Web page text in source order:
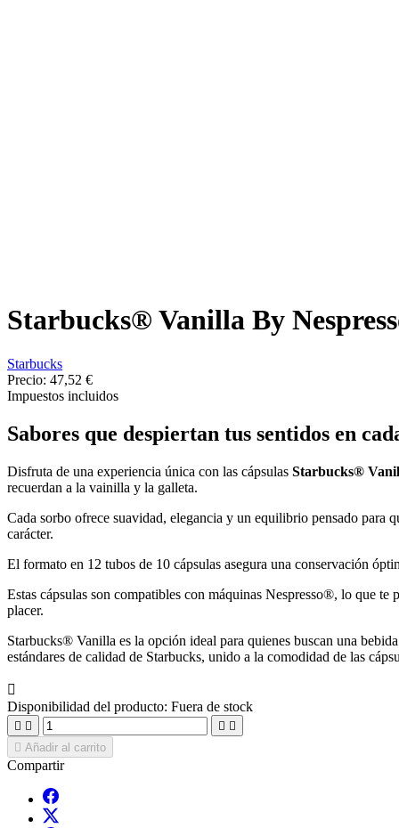
Starbucks® Vanilla By
Starbucks
Precio: 47,52 €
Impuestos incluidos
Sabores que despiertan tus sentidos en
Disfruta de una experiencia única con las cápsulas Starbucks®
recuerdan a la vainilla y la galleta.
Cada sorbo ofrece suavidad, elegancia y un equilibrio pensado para
carácter.
El formato en 12 tubos de 10 cápsulas asegura una conservación
Estas cápsulas son compatibles con máquinas Nespresso®, lo que
placer.
Starbucks® Vanilla es la opción ideal para quienes buscan una
estándares de calidad de Starbucks, unido a la comodidad de las

Disponibilidad del producto: Fuera de stock
   
 Añadir al carrito
Compartir